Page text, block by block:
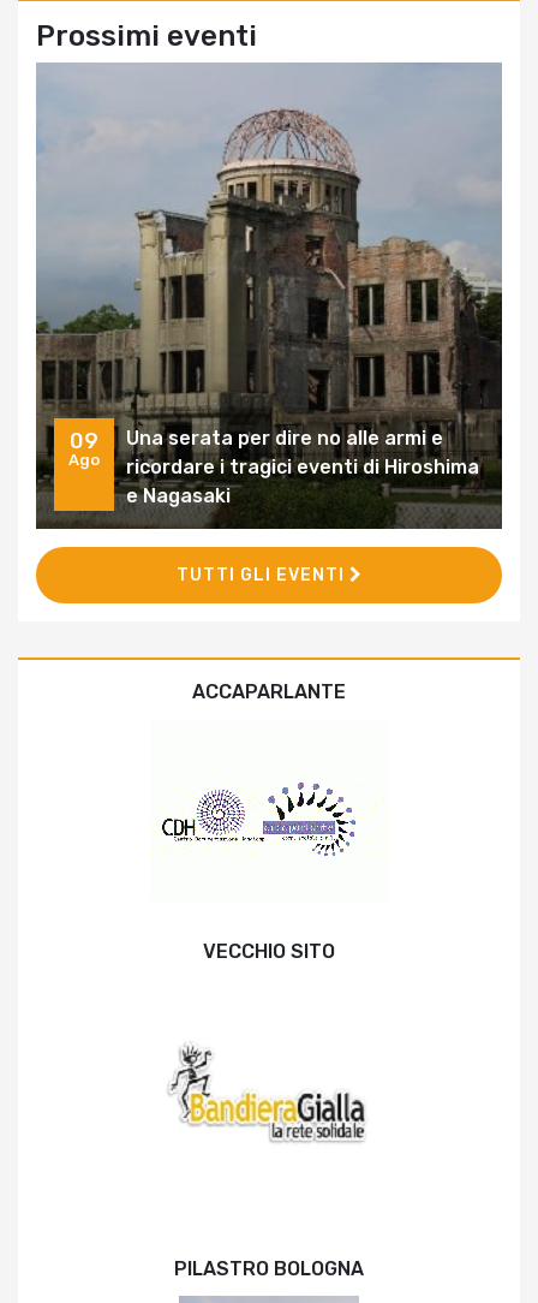
Prossimi eventi
09
Ago
Una serata per dire no alle armi e
ricordare i tragici eventi di Hiroshima
e Nagasaki
TUTTI GLI EVENTI
ACCAPARLANTE
VECCHIO SITO
PILASTRO BOLOGNA